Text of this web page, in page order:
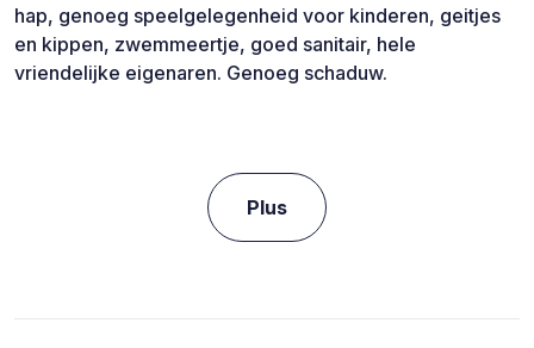
hap, genoeg speelgelegenheid voor kinderen, geitjes
en kippen, zwemmeertje, goed sanitair, hele
vriendelijke eigenaren. Genoeg schaduw.
Plus